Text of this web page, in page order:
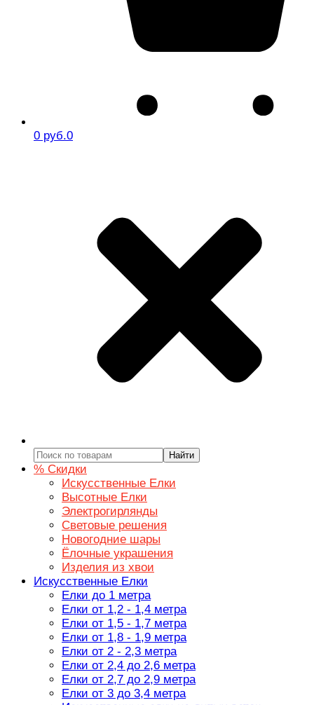
0 руб.0
Найти
% Скидки
Искусственные Елки
Высотные Елки
Электрогирлянды
Световые решения
Новогодние шары
Ёлочные украшения
Изделия из хвои
Искусственные Елки
Елки до 1 метра
Елки от 1,2 - 1,4 метра
Елки от 1,5 - 1,7 метра
Елки от 1,8 - 1,9 метра
Елки от 2 - 2,3 метра
Елки от 2,4 до 2,6 метра
Елки от 2,7 до 2,9 метра
Елки от 3 до 3,4 метра